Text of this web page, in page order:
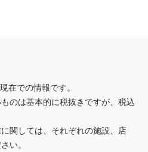
在での情報です。
のは基本的に税抜きですが、 税込
関しては、 それぞれの施設、店
い。